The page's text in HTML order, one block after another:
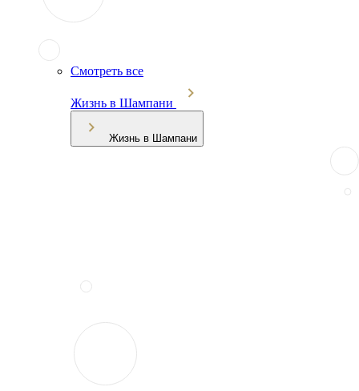
Смотреть все
Жизнь в Шампани
Жизнь в Шампани